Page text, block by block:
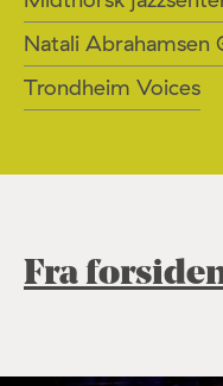
Natali Abrahamsen
Trondheim Voices
Fra